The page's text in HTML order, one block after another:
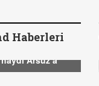
Haberleri
Arsuz’a